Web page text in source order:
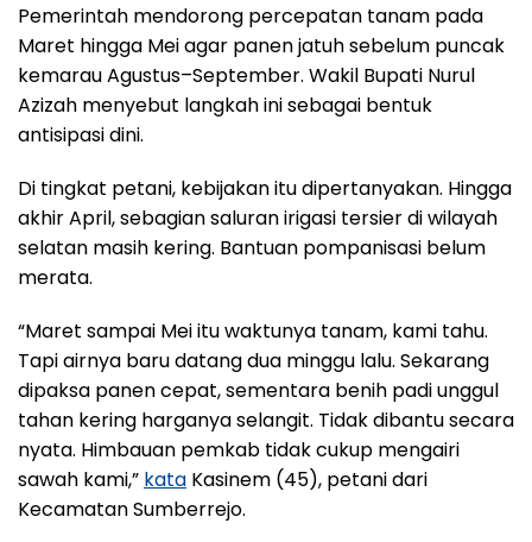
Pemerintah mendorong percepatan tanam pada
Maret hingga Mei agar panen jatuh sebelum puncak
kemarau Agustus–September. Wakil Bupati Nurul
Azizah menyebut langkah ini sebagai bentuk
antisipasi dini.
Di tingkat petani, kebijakan itu dipertanyakan. Hingga
akhir April, sebagian saluran irigasi tersier di wilayah
selatan masih kering. Bantuan pompanisasi belum
merata.
“Maret sampai Mei itu waktunya tanam, kami tahu.
Tapi airnya baru datang dua minggu lalu. Sekarang
dipaksa panen cepat, sementara benih padi unggul
tahan kering harganya selangit. Tidak dibantu secara
nyata. Himbauan pemkab tidak cukup mengairi
sawah kami,” kata Kasinem (45), petani dari
Kecamatan Sumberrejo.